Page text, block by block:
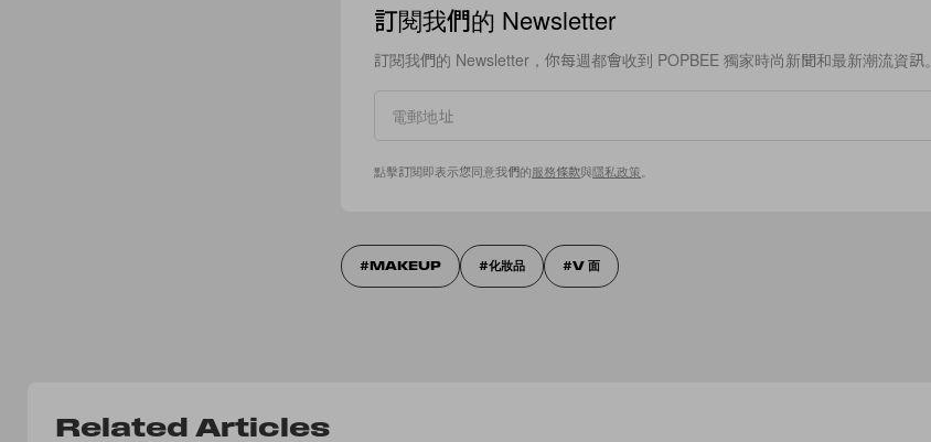
訂閱我們的 Newsletter
訂閱我們的 Newsletter，你每週都會收到 POPBEE 獨家時尚新聞和最新潮流資訊。
點擊訂閱即表示您同意我們的服務條款與隱私政策
MAKEUP 化妝品 V 面
Related Articles